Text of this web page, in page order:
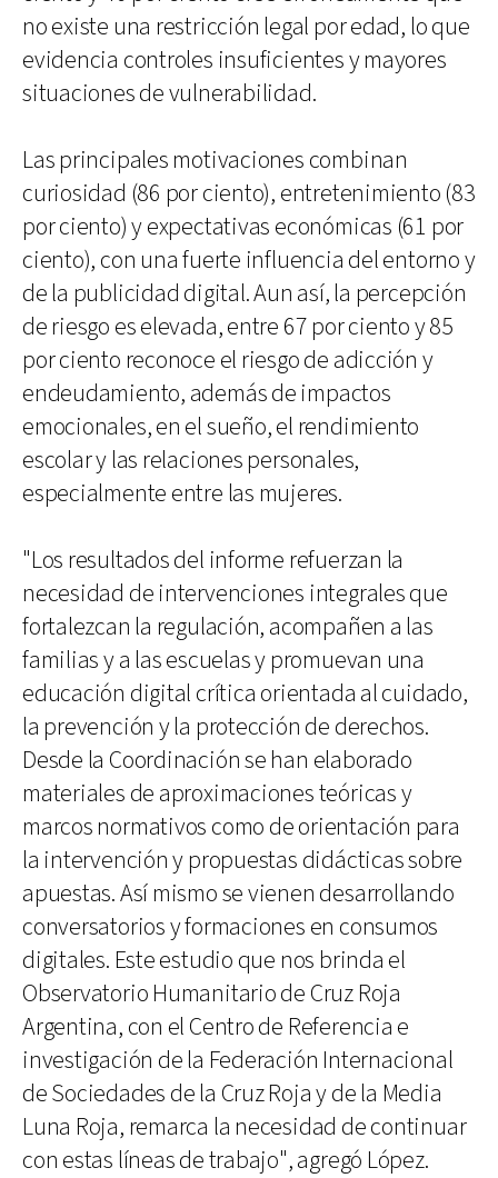
no existe una restricción legal por edad, lo que
evidencia controles insuficientes y mayores
situaciones de vulnerabilidad.
Las principales motivaciones combinan
curiosidad (86 por ciento), entretenimiento (83
por ciento) y expectativas económicas (61 por
ciento), con una fuerte influencia del entorno y
de la publicidad digital. Aun así, la percepción
de riesgo es elevada, entre 67 por ciento y 85
por ciento reconoce el riesgo de adicción y
endeudamiento, además de impactos
emocionales, en el sueño, el rendimiento
escolar y las relaciones personales,
especialmente entre las mujeres.
"Los resultados del informe refuerzan la
necesidad de intervenciones integrales que
fortalezcan la regulación, acompañen a las
familias y a las escuelas y promuevan una
educación digital crítica orientada al cuidado,
la prevención y la protección de derechos.
Desde la Coordinación se han elaborado
materiales de aproximaciones teóricas y
marcos normativos como de orientación para
la intervención y propuestas didácticas sobre
apuestas. Así mismo se vienen desarrollando
conversatorios y formaciones en consumos
digitales. Este estudio que nos brinda el
Observatorio Humanitario de Cruz Roja
Argentina, con el Centro de Referencia e
investigación de la Federación Internacional
de Sociedades de la Cruz Roja y de la Media
Luna Roja, remarca la necesidad de continuar
con estas líneas de trabajo", agregó López.